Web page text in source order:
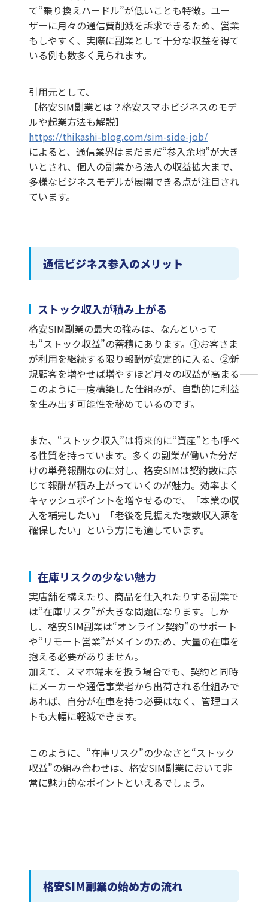
て“乗り換えハードル”が低いことも特徴。ユー
ザーに月々の通信費削減を訴求できるため、営業
もしやすく、実際に副業として十分な収益を得て
いる例も数多く見られます。
引用元として、
【格安SIM副業とは？格安スマホビジネスのモデ
ルや起業方法も解説】
https://thikashi-blog.com/sim-side-job/
によると、通信業界はまだまだ“参入余地”が大き
いとされ、個人の副業から法人の収益拡大まで、
多様なビジネスモデルが展開できる点が注目され
ています。
通信ビジネス参入のメリット
ストック収入が積み上がる
格安SIM副業の最大の強みは、なんといって
も“ストック収益”の蓄積にあります。①お客さま
が利用を継続する限り報酬が安定的に入る、②新
規顧客を増やせば増やすほど月々の収益が高まる――
このように一度構築した仕組みが、自動的に利益
を生み出す可能性を秘めているのです。
また、“ストック収入”は将来的に“資産”とも呼べ
る性質を持っています。多くの副業が働いた分だ
けの単発報酬なのに対し、格安SIMは契約数に応
じて報酬が積み上がっていくのが魅力。効率よく
キャッシュポイントを増やせるので、「本業の収
入を補完したい」「老後を見据えた複数収入源を
確保したい」という方にも適しています。
在庫リスクの少ない魅力
実店舗を構えたり、商品を仕入れたりする副業で
は“在庫リスク”が大きな問題になります。しか
し、格安SIM副業は“オンライン契約”のサポート
や“リモート営業”がメインのため、大量の在庫を
抱える必要がありません。
加えて、スマホ端末を扱う場合でも、契約と同時
にメーカーや通信事業者から出荷される仕組みで
あれば、自分が在庫を持つ必要はなく、管理コス
トも大幅に軽減できます。
このように、“在庫リスク”の少なさと“ストック
収益”の組み合わせは、格安SIM副業において非
常に魅力的なポイントといえるでしょう。
格安SIM副業の始め方の流れ